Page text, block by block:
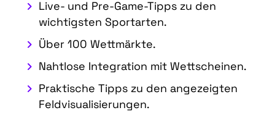
Live- und Pre-Game-Tipps zu den
wichtigsten Sportarten.
Über 100 Wettmärkte.
Nahtlose Integration mit Wettscheinen.
Praktische Tipps zu den angezeigten
Feldvisualisierungen.